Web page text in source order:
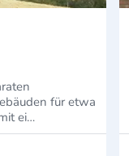
für etwa
ei…